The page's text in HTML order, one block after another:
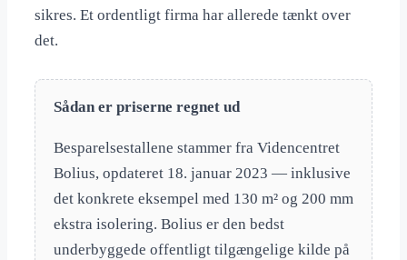
sikres. Et ordentligt firma har allerede tænkt over
det.
Sådan er priserne regnet ud
Besparelsestallene stammer fra Videncentret
Bolius, opdateret 18. januar 2023 — inklusive
det konkrete eksempel med 130 m² og 200 mm
ekstra isolering. Bolius er den bedst
underbyggede offentligt tilgængelige kilde på